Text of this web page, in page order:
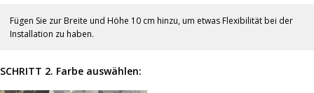
Fügen Sie zur Breite und Höhe 10 cm hinzu, um etwas Flexibilität bei der
Installation zu haben.
SCHRITT 2. Farbe auswählen: